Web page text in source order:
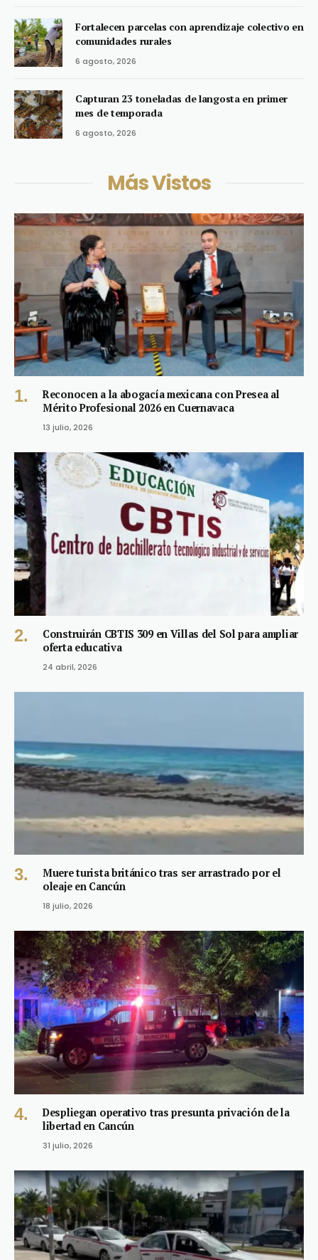
Fortalecen parcelas con aprendizaje colectivo en
comunidades rurales
6 agosto, 2026
Capturan 23 toneladas de langosta en primer
mes de temporada
6 agosto, 2026
Más Vistos
Reconocen a la abogacía mexicana con Presea al
Mérito Profesional 2026 en Cuernavaca
13 julio, 2026
Construirán CBTIS 309 en Villas del Sol para ampliar
oferta educativa
24 abril, 2026
Muere turista británico tras ser arrastrado por el
oleaje en Cancún
18 julio, 2026
Despliegan operativo tras presunta privación de la
libertad en Cancún
31 julio, 2026